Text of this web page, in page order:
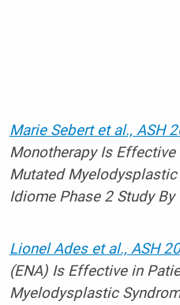
Marie Sebert et al., ASH
Monotherapy Is
Mutated Myelodysplastic
Idiome Phase 2 Study By
Lionel Ades et al., ASH
(ENA) Is Effective in
Myelodysplastic